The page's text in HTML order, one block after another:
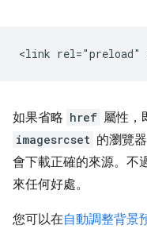
如果省略 href 屬性，
imagesrcset 的瀏覽
會下載正確的來源。不
來任何好處。
您可以在自動調整背景